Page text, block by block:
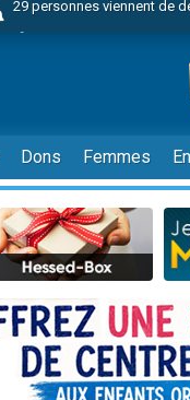
Il reste 49 places pour
2 personnes viennent de
6 personnes viennent de
4 personnes viennent
2 personnes viennent
17 personnes viennent de
4 personnes viennent de
Il reste 49 places pour
Eva vient de donner son
4 personnes viennent de
3 personnes viennent de
Dons Femmes